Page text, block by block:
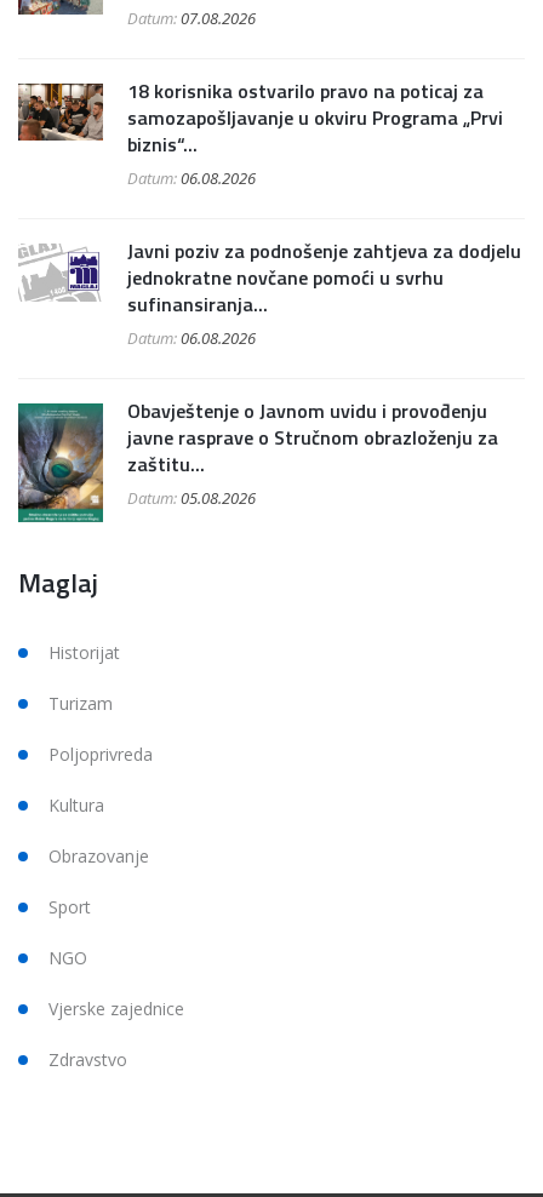
Datum:07.08.2026
18 korisnika ostvarilo pravo na poticaj za
samozapošljavanje u okviru Programa „Prvi
biznis“...
Datum:06.08.2026
Javni poziv za podnošenje zahtjeva za dodjelu
jednokratne novčane pomoći u svrhu
sufinansiranja...
Datum:06.08.2026
Obavještenje o Javnom uvidu i provođenju
javne rasprave o Stručnom obrazloženju za
zaštitu...
Datum:05.08.2026
Maglaj
Historijat
Turizam
Poljoprivreda
Kultura
Obrazovanje
Sport
NGO
Vjerske zajednice
Zdravstvo